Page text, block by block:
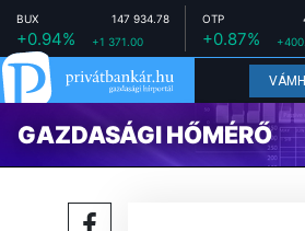
BUX 147 934.78
+0.94% +1 371.00
OTP
+0.87%
GAZDASÁGI HŐMÉRŐ